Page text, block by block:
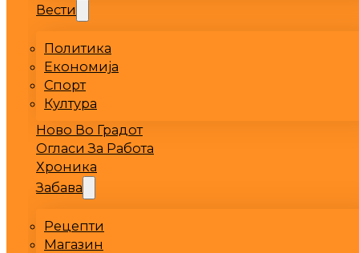
Вести
Политика
Економија
Спорт
Култура
Ново Во Градот
Огласи За Работа
Хроника
Забава
Рецепти
Магазин